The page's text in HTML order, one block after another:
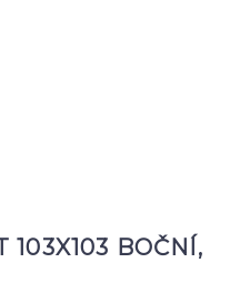
103X103 BOČNÍ,